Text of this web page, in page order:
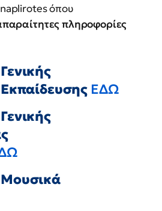
όπου
πληροφορίες
ΕΔΩ